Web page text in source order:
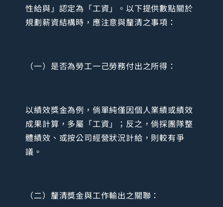
性給與」認定為「工資」。以下提供數點關於
規劃薪資結構時，應注意與釐清之事項：
（一）是否為勞工一己勞務付出之所得：
以績效獎金為例，倘單純僅因個人業績或績效
成果計算，多屬「工資」；反之，倘採團隊整
體績效、或按公司經營狀況計給，則較有爭
議。
（二）釐清獎金與工作輸出之關聯：